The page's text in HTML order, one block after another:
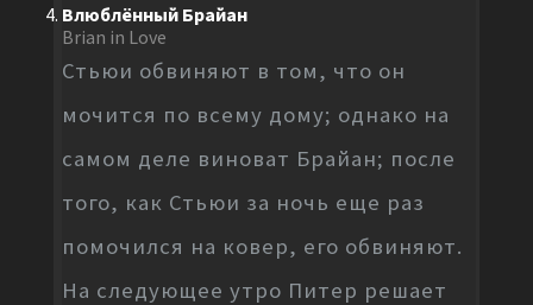
Влюблённый Брайан
Brian in Love
Стьюи обвиняют в том, что он
мочится по всему дому; однако на
самом деле виноват Брайан; после
того, как Стьюи за ночь еще раз
помочился на ковер, его обвиняют.
На следующее утро Питер решает